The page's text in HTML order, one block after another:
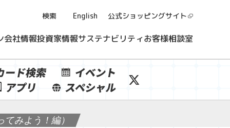
検索 English 公式ショッピングサイト
会社情報投資家情報サステナビリティお客様相談室
ード検索
イベント
アプリ
スペシャル
みよう！編）